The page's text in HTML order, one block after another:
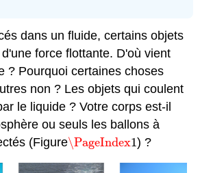
dans un fluide, certains objets
force flottante. D'où vient
? Pourquoi certaines choses
non ? Les objets qui coulent
le liquide ? Votre corps est-il
ou seuls les ballons à
(Figure\PageIndex1
\PageIndex1) ?